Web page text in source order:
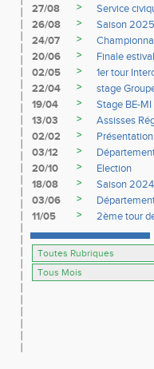
27/08
>
Service
26/08
>
Saison
24/07
>
20/06
>
Finale
02/05
>
1er tour
22/04
>
stage
19/04
> Stage BE-MI
13/03 >
Assisses
02/02
>
03/12
>
20/10
>
Election
18/08
>
Saison
03/06
>
11/05
> 2ème tour